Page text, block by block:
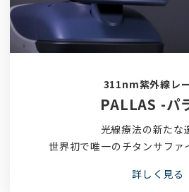
311nm紫外線レ
PALLAS -パ
光線療法の新たな
世界初で唯一のチタンサファ
詳しく見る